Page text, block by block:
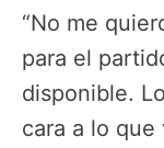
“No me
para el
disponible.
cara a lo que